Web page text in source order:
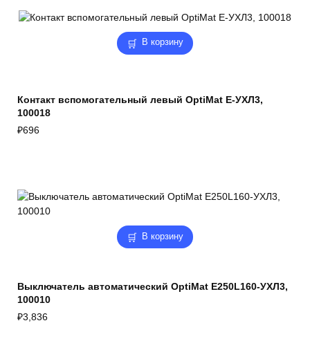
В корзину
Контакт вспомогательный левый OptiMat E-УХЛ3,
100018
₽696
В корзину
Выключатель автоматический OptiMat E250L160-УХЛ3,
100010
₽3,836